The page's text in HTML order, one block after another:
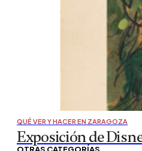
QUÉ VER Y HACER EN ZARAGOZA
Exposición de